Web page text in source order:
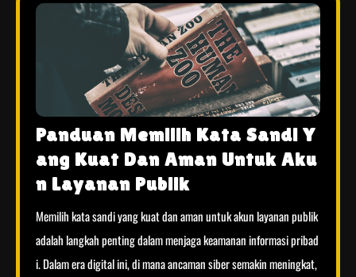
Panduan Memilih Kata Sandi Y
ang Kuat Dan Aman Untuk Aku
n Layanan Publik
Memilih kata sandi yang kuat dan aman untuk akun layanan publik
adalah langkah penting dalam menjaga keamanan informasi pribad
i. Dalam era digital ini, di mana ancaman siber semakin meningkat,